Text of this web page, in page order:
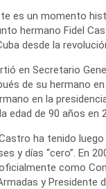
es un momento
hermano Fidel
desde la
en Secretario
de su hermano en
en la
edad de 90 años en
ha tenido
y días “cero”. En
como
y Presidente